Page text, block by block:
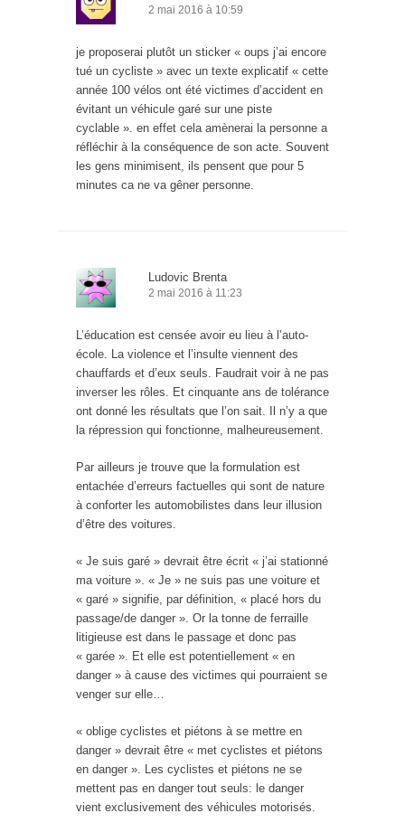
2 mai 2016 à 10:59
je proposerai plutôt un sticker « oups j’ai encore
tué un cycliste » avec un texte explicatif « cette
année 100 vélos ont été victimes d’accident en
évitant un véhicule garé sur une piste
cyclable ». en effet cela amènerai la personne a
réfléchir à la conséquence de son acte. Souvent
les gens minimisent, ils pensent que pour 5
minutes ca ne va gêner personne.
Ludovic Brenta
2 mai 2016 à 11:23
L’éducation est censée avoir eu lieu à l’auto-
école. La violence et l’insulte viennent des
chauffards et d’eux seuls. Faudrait voir à ne pas
inverser les rôles. Et cinquante ans de tolérance
ont donné les résultats que l’on sait. Il n’y a que
la répression qui fonctionne, malheureusement.
Par ailleurs je trouve que la formulation est
entachée d’erreurs factuelles qui sont de nature
à conforter les automobilistes dans leur illusion
d’être des voitures.
« Je suis garé » devrait être écrit « j’ai stationné
ma voiture ». « Je » ne suis pas une voiture et
« garé » signifie, par définition, « placé hors du
passage/de danger ». Or la tonne de ferraille
litigieuse est dans le passage et donc pas
« garée ». Et elle est potentiellement « en
danger » à cause des victimes qui pourraient se
venger sur elle…
« oblige cyclistes et piétons à se mettre en
danger » devrait être « met cyclistes et piétons
en danger ». Les cyclistes et piétons ne se
mettent pas en danger tout seuls: le danger
vient exclusivement des véhicules motorisés.